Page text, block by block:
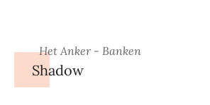
Het Anker - Banken
Shadow